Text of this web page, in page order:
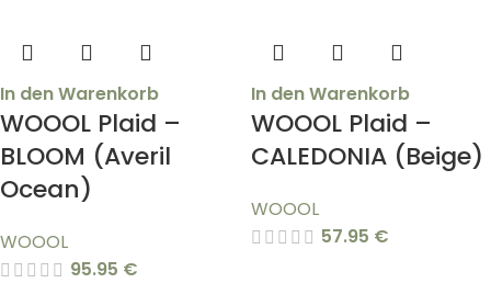
In den Warenkorb
WOOOL Plaid –
BLOOM (Averil
Ocean)
WOOOL
95.95 €
In den Warenkorb
WOOOL Plaid –
CALEDONIA (Beige)
WOOOL
57.95 €